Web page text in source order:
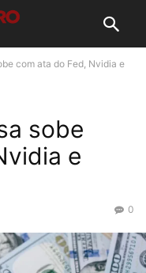
com ata do Fed, Nvidia e
sobe
e
0